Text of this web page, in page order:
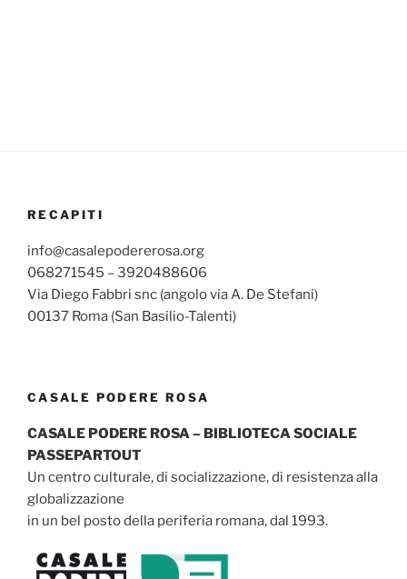
RECAPITI
info@casalepodererosa.org
068271545 – 3920488606
Via Diego Fabbri snc (angolo via A. De Stefani)
00137 Roma (San Basilio-Talenti)
CASALE PODERE ROSA
CASALE PODERE ROSA – BIBLIOTECA SOCIALE
PASSEPARTOUT
Un centro culturale, di socializzazione, di resistenza alla
globalizzazione
in un bel posto della periferia romana, dal 1993.